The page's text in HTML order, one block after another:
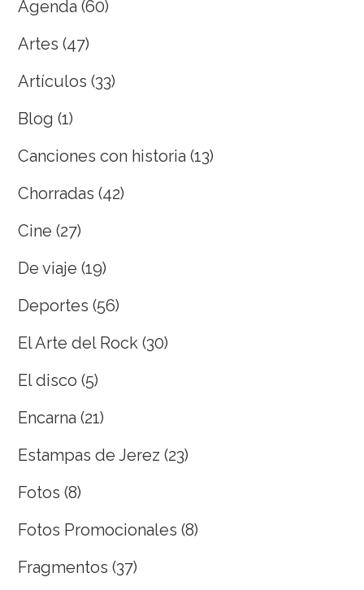
Agenda (60)
Artes (47)
Artículos (33)
Blog (1)
Canciones con historia (13)
Chorradas (42)
Cine (27)
De viaje (19)
Deportes (56)
El Arte del Rock (30)
El disco (5)
Encarna (21)
Estampas de Jerez (23)
Fotos (8)
Fotos Promocionales (8)
Fragmentos (37)